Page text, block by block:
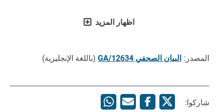
اظهار المزيد
المصدر: البيان الصحفي GA/12634 (باللغة الإنجليزية)
شاركوا: